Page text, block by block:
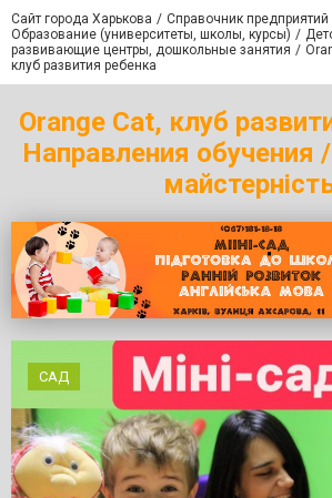
Сайт города Харькова
Справочник предприятий
Образование (университеты, школы, курсы)
развивающие центры, дошкольные занятия
клуб развития ребенка
Orange Cat, клуб
Направления обучения
САД